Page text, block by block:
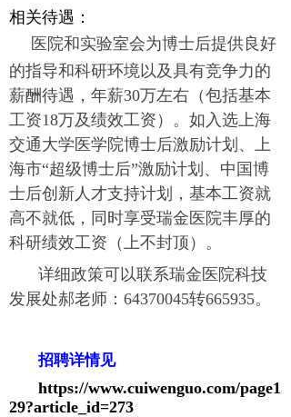
相关待遇：
医院和实验室会为博士后提供良好
的指导和科研环境以及具有竞争力的
薪酬待遇，年薪30万左右（包括基本
工资18万及绩效工资）。如入选上海
交通大学医学院博士后激励计划、上
海市“超级博士后”激励计划、中国博
士后创新人才支持计划，基本工资就
高不就低，同时享受瑞金医院丰厚的
科研绩效工资（上不封顶）。
详细政策可以联系瑞金医院科技
发展处郝老师： 64370045转665935。
招聘详情见
https://www.cuiwenguo.com/page1
29?article_id=273